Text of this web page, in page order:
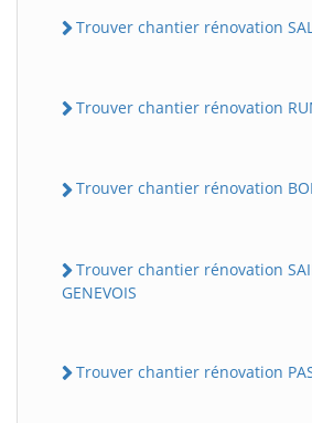
Trouver chantier rénovation
Trouver chantier rénovation
Trouver chantier rénovation
Trouver chantier rénovation
GENEVOIS
Trouver chantier rénovation